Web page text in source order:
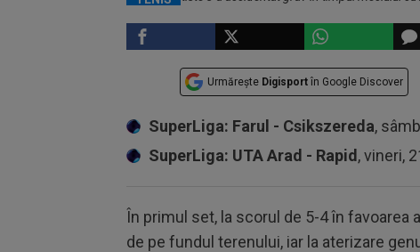
Urmărește Digisport în Google Discover
SuperLiga: Farul - Csikszereda,
SuperLiga: UTA Arad - Rapid , vineri,
În primul set, la scorul de 5-4 în favoarea
de pe fundul terenului, iar la aterizare